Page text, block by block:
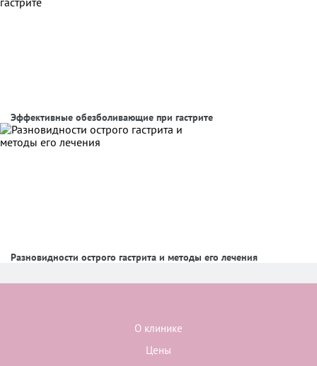
Эффективные обезболивающие при гастрите
Разновидности острого гастрита и методы его лечения
О клинике
Цены